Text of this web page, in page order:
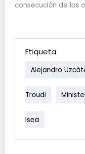
consecución de los
Etiqueta
Alejandro
Troudi
Isea